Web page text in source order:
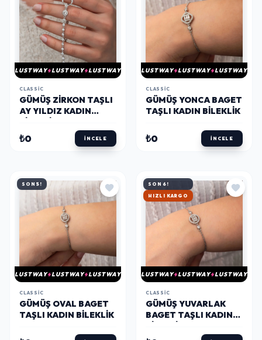
LUSTWAY LUSTWAY LUSTWAY
CLASSIC
GÜMÜŞ ZIRKON TAŞLI
AY YILDIZ KADIN
₺0 İNCELE
LUSTWAY LUSTWAY LUSTWAY
CLASSIC
GÜMÜŞ YONCA BAGET
TAŞLI KADIN BILEKLIK
₺0 İNCELE
SON 5!
LUSTWAY LUSTWAY LUSTWAY
CLASSIC
GÜMÜŞ OVAL BAGET
TAŞLI KADIN BILEKLIK
SON 6!
HIZLI KARGO
LUSTWAY LUSTWAY LUSTWAY
CLASSIC
GÜMÜŞ YUVARLAK
BAGET TAŞLI KADIN